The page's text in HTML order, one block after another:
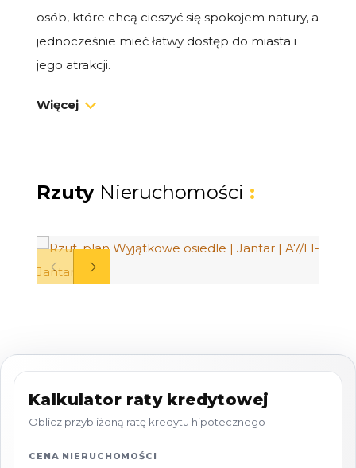
osób, które chcą cieszyć się spokojem natury, a
jednocześnie mieć łatwy dostęp do miasta i
jego atrakcji.
Dom premium 48 m² z ogrodem
postojowym. To idealna przestrzeń zarówno
na własne wakacje i weekendy, jak i na
Układ domu:
na taras
2 sypialnie
Łazienka z prysznicem
Przestronny taras z meblami ogrodowymi
Więcej
Rzuty Nieruchomości :
Kalkulator raty kredytowej
Oblicz przybliżoną ratę kredytu hipotecznego
CENA NIERUCHOMOŚCI